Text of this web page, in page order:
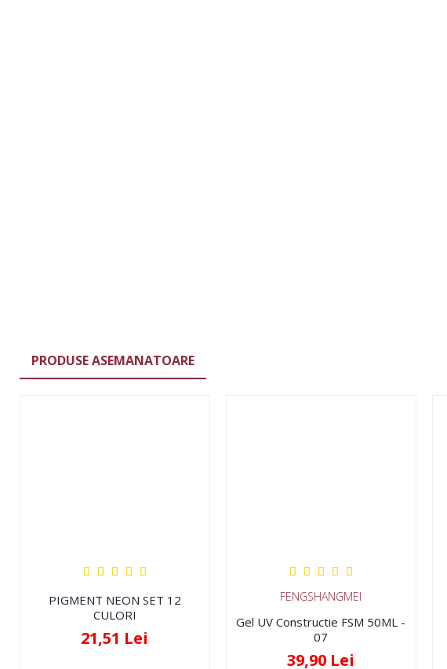
PRODUSE ASEMANATOARE
PIGMENT NEON SET 12
CULORI
21,51 Lei
FENGSHANGMEI
Gel UV Constructie FSM 50ML -
07
39,90 Lei